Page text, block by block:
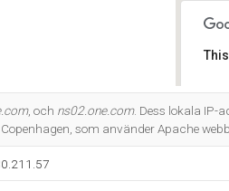
, och ns02.one.com. Dess lokala IP-
som använder Apache